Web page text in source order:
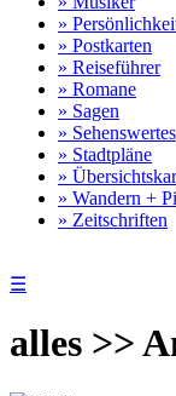
»
» Postkarten
» Reiseführer
» Romane
» Sagen
» Sehenswertes
» Stadtpläne
»
» Wandern +
» Zeitschriften
☰
alles >>